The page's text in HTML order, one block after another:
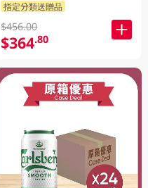
指定分類送贈品
$456.00
$364.80